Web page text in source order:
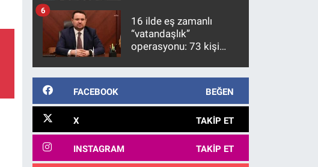
10 yıl sonra yakalandı
16 ilde eş zamanlı
“vatandaşlık”
operasyonu: 73 kişi
6
FACEBOOK BEĞEN
X TAKIP ET
INSTAGRAM TAKIP ET